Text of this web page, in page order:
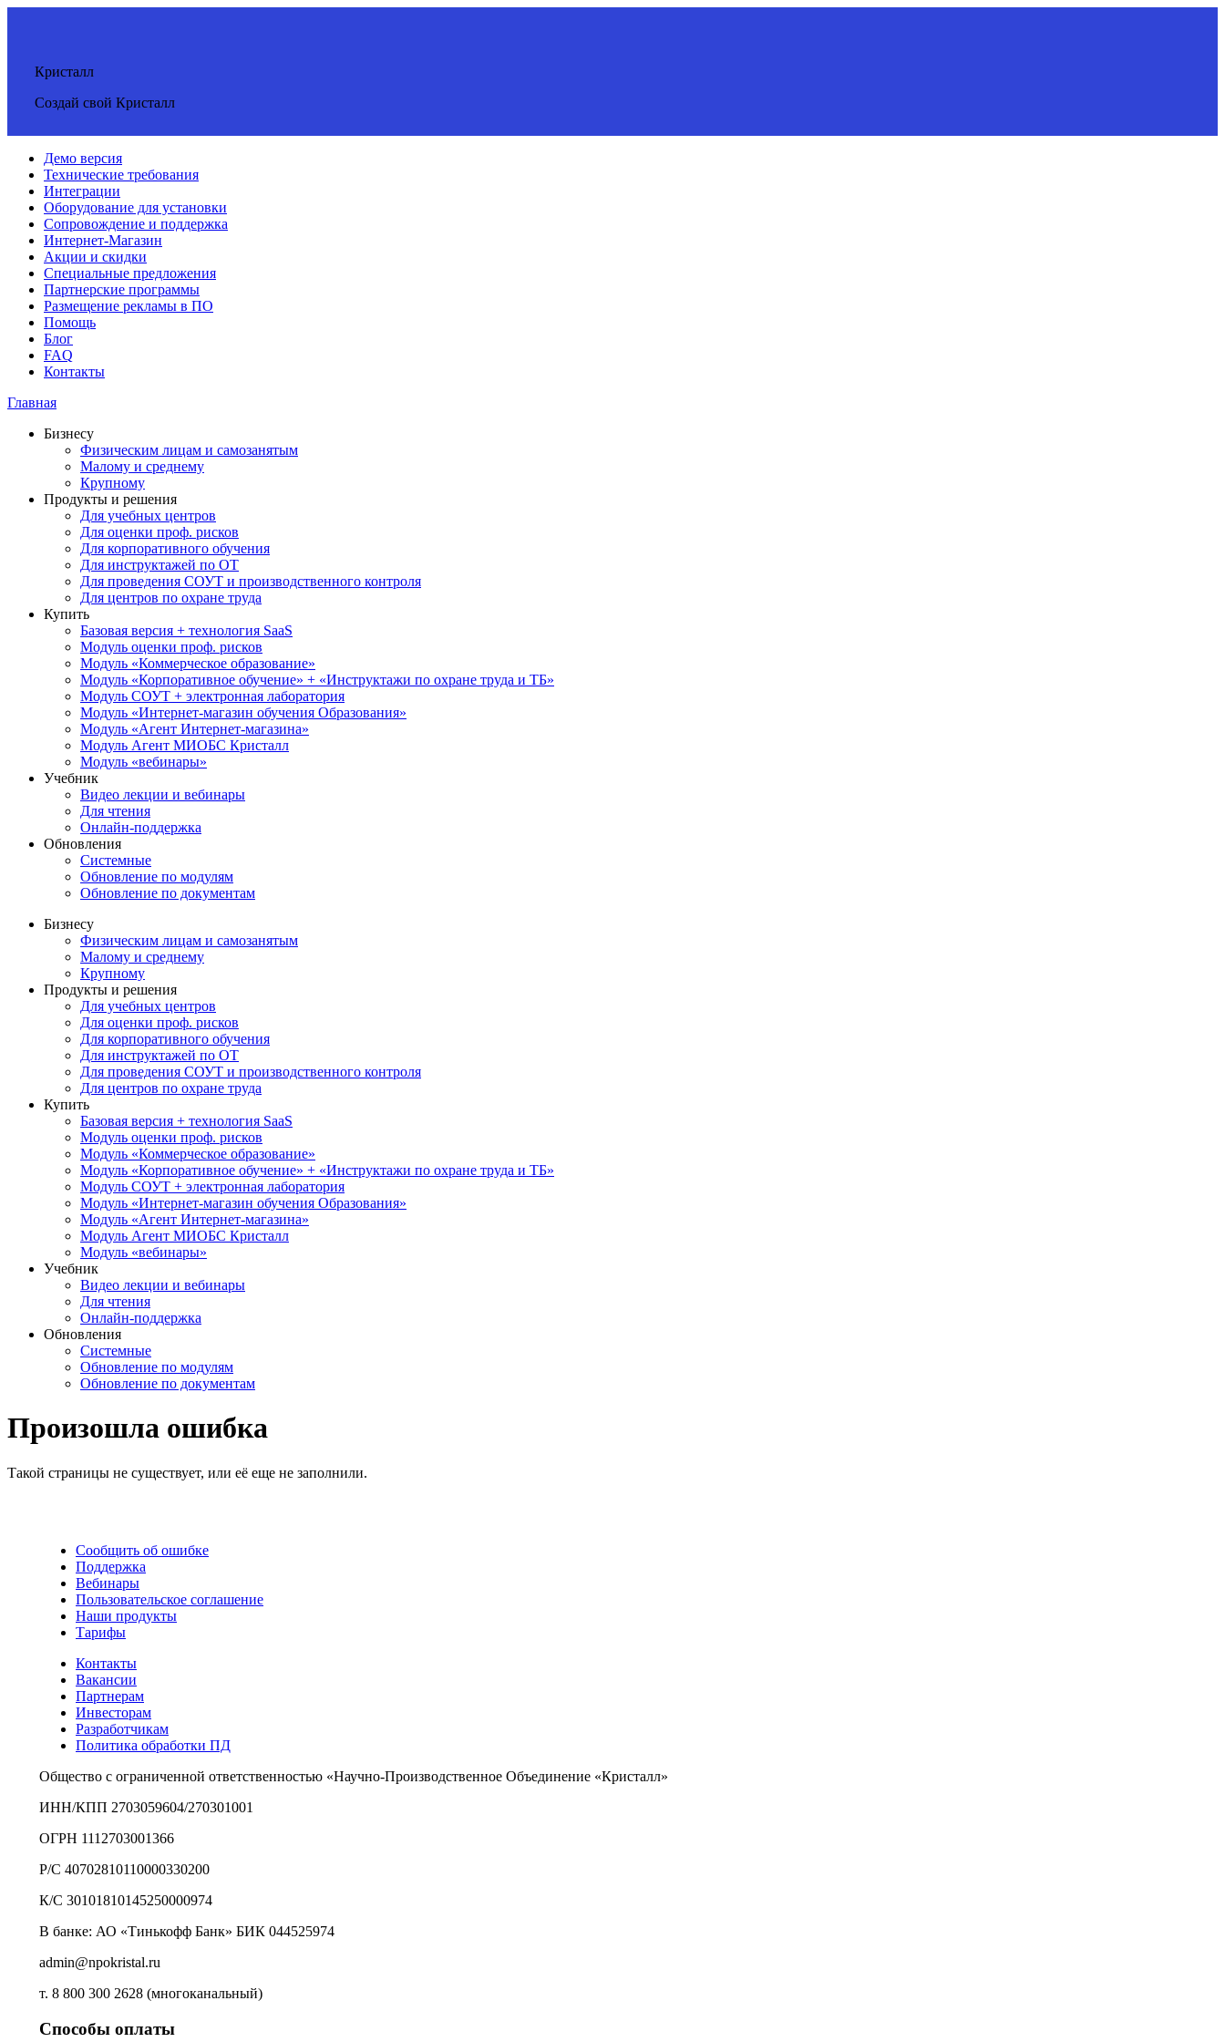
Кристалл
Создай свой Кристалл
Демо версия
Технические требования
Интеграции
Оборудование для установки
Сопровождение и поддержка
Интернет-Магазин
Акции и скидки
Специальные предложения
Партнерские программы
Размещение рекламы в ПО
Помощь
Блог
FAQ
Контакты
Главная
Бизнесу
Физическим лицам и самозанятым
Малому и среднему
Крупному
Продукты и решения
Для учебных центров
Для оценки проф. рисков
Для корпоративного обучения
Для инструктажей по ОТ
Для проведения СОУТ и производственного контроля
Для центров по охране труда
Купить
Базовая версия + технология SaaS
Модуль оценки проф. рисков
Модуль «Коммерческое образование»
Модуль «Корпоративное обучение» + «Инструктажи по охране труда и ТБ»
Модуль СОУТ + электронная лаборатория
Модуль «Интернет-магазин обучения Образования»
Модуль «Агент Интернет-магазина»
Модуль Агент МИОБС Кристалл
Модуль «вебинары»
Учебник
Видео лекции и вебинары
Для чтения
Онлайн-поддержка
Обновления
Системные
Обновление по модулям
Обновление по документам
Бизнесу
Физическим лицам и самозанятым
Малому и среднему
Крупному
Продукты и решения
Для учебных центров
Для оценки проф. рисков
Для корпоративного обучения
Для инструктажей по ОТ
Для проведения СОУТ и производственного контроля
Для центров по охране труда
Купить
Базовая версия + технология SaaS
Модуль оценки проф. рисков
Модуль «Коммерческое образование»
Модуль «Корпоративное обучение» + «Инструктажи по охране труда и ТБ»
Модуль СОУТ + электронная лаборатория
Модуль «Интернет-магазин обучения Образования»
Модуль «Агент Интернет-магазина»
Модуль Агент МИОБС Кристалл
Модуль «вебинары»
Учебник
Видео лекции и вебинары
Для чтения
Онлайн-поддержка
Обновления
Системные
Обновление по модулям
Обновление по документам
Произошла ошибка
Такой страницы не существует, или её еще не заполнили.
Сообщить об ошибке
Поддержка
Вебинары
Пользовательское соглашение
Наши продукты
Тарифы
Контакты
Вакансии
Партнерам
Инвесторам
Разработчикам
Политика обработки ПД
Общество с ограниченной ответственностью «Научно-Производственное Объединение «Кристалл»
ИНН/КПП 2703059604/270301001
ОГРН 1112703001366
Р/С 40702810110000330200
К/С 30101810145250000974
В банке: АО «Тинькофф Банк» БИК 044525974
admin@npokristal.ru
т. 8 800 300 2628 (многоканальный)
Способы оплаты